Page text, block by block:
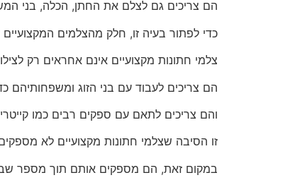
הם צריכים גם לצלם את החתן, הכלה, בני
כדי לפתור בעיה זו, חלק מהצלמים
צלמי חתונות מקצועיים אינם אחראים רק
הם צריכים לעבוד עם בני הזוג ומשפחותיהם
והם צריכים לתאם עם ספקים רבים כמו
זו הסיבה שצלמי חתונות מקצועיים לא
במקום זאת, הם מספקים אותם תוך מספר